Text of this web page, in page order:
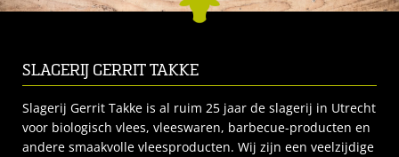
SLAGERIJ GERRIT TAKKE
Slagerij Gerrit Takke is al ruim 25 jaar de slagerij in Utrecht
voor biologisch vlees, vleeswaren, barbecue-producten en
andere smaakvolle vleesproducten. Wij zijn een veelzijdige